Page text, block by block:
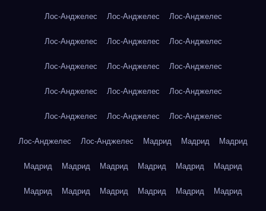
Лос-Анджелес Лос-Анджелес Лос-Анджелес
Лос-Анджелес Лос-Анджелес Лос-Анджелес
Лос-Анджелес Лос-Анджелес Лос-Анджелес
Лос-Анджелес Лос-Анджелес Лос-Анджелес
Лос-Анджелес Лос-Анджелес Лос-Анджелес
Лос-Анджелес Лос-Анджелес Мадрид Мадрид Мадрид
Мадрид Мадрид Мадрид Мадрид Мадрид Мадрид
Мадрид Мадрид Мадрид Мадрид Мадрид Мадрид